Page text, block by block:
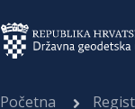
Početna